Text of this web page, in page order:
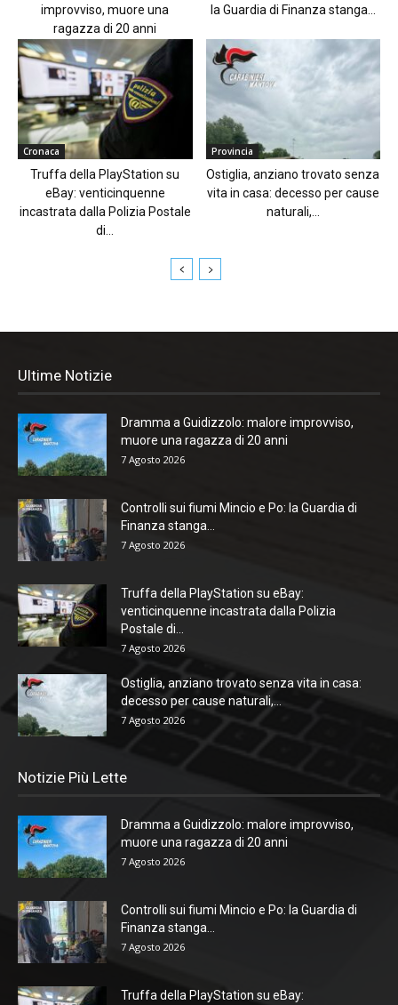
improvviso, muore una
ragazza di 20 anni
la Guardia di Finanza stanga...
Cronaca
Truffa della PlayStation su
eBay: venticinquenne
incastrata dalla Polizia Postale
di...
Provincia
Ostiglia, anziano trovato senza
vita in casa: decesso per cause
naturali,...
Ultime Notizie
Dramma a Guidizzolo: malore improvviso,
muore una ragazza di 20 anni
7 Agosto 2026
Controlli sui fiumi Mincio e Po: la Guardia di
Finanza stanga...
7 Agosto 2026
Truffa della PlayStation su eBay:
venticinquenne incastrata dalla Polizia
Postale di...
7 Agosto 2026
Ostiglia, anziano trovato senza vita in casa:
decesso per cause naturali,...
7 Agosto 2026
Notizie Più Lette
Dramma a Guidizzolo: malore improvviso,
muore una ragazza di 20 anni
7 Agosto 2026
Controlli sui fiumi Mincio e Po: la Guardia di
Finanza stanga...
7 Agosto 2026
Truffa della PlayStation su eBay: